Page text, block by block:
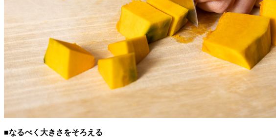
■なるべく大きさをそろえる